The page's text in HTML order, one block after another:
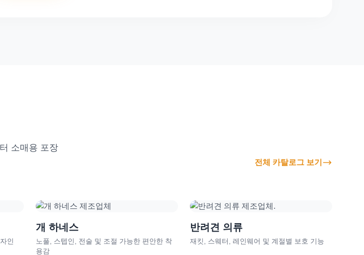
소매용 포장
전체 카탈로그 보기
인
개 하네스
노풀, 스텝인, 전술 및 조절 가능한 편안한 착
용감
반려견 의류
재킷, 스웨터, 레인웨어 및 계절별 보호 기능